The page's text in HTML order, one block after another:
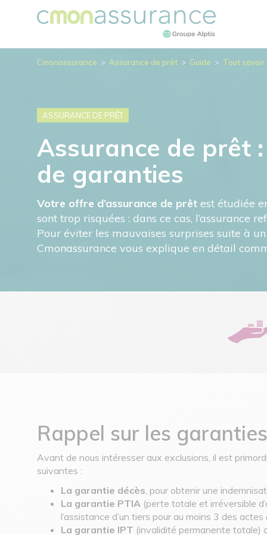
Cmonassurance > Assurance de prêt > Guide > Tout savoir
ASSURANCE DE PRÊT
Assurance de prêt
de garanties
Votre offre d’assurance de prêt est étudiée
sont trop risquées : dans ce cas, l’assurance
Pour éviter les mauvaises surprises suite à
Cmonassurance vous explique en détail
Rappel sur les
Avant de nous intéresser aux exclusions, il est
suivantes :
La garantie décès , pour obtenir une
La garantie PTIA (perte totale et irréversible
l’assistance d’un tiers pour au moins 3 des
La garantie IPT (invalidité permanente totale)